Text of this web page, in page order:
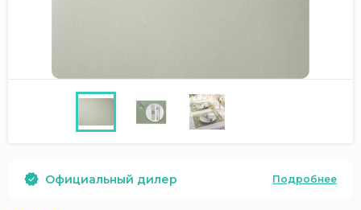
Официальный дилер Подробнее